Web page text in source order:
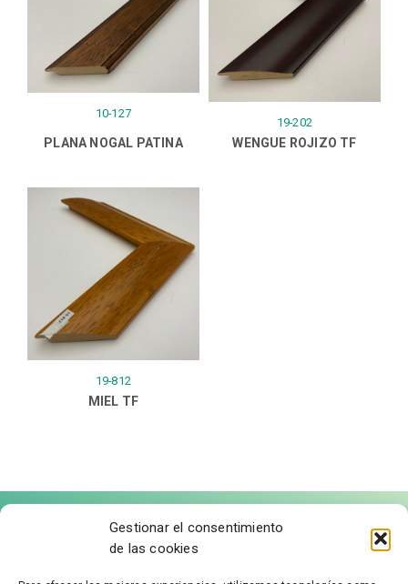
Gestionar el consentimiento
de las cookies
10-127
PLANA NOGAL PATINA
19-202
WENGUE ROJIZO TF
19-812
MIEL TF